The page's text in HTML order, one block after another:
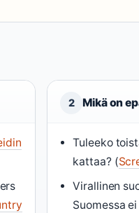
2 Mikä on
Tuleeko
kattaa? (
Virallinen
Suomessa